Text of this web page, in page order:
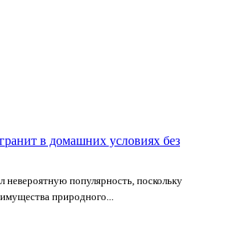
в домашних условиях без
невероятную популярность, поскольку
природного...